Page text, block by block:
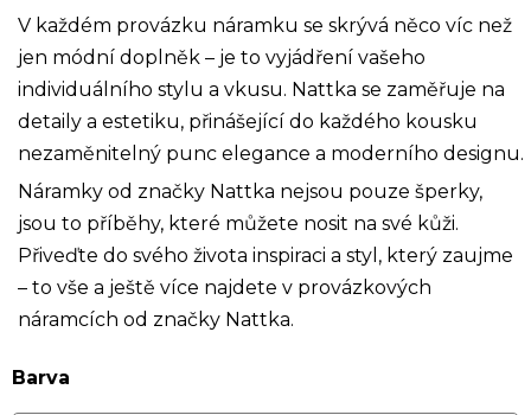
V každém provázku náramku se skrývá něco víc než
jen módní doplněk – je to vyjádření vašeho
individuálního stylu a vkusu. Nattka se zaměřuje na
detaily a estetiku, přinášející do každého kousku
nezaměnitelný punc elegance a moderního designu.
Náramky od značky Nattka nejsou pouze šperky,
jsou to příběhy, které můžete nosit na své kůži.
Přiveďte do svého života inspiraci a styl, který zaujme
– to vše a ještě více najdete v provázkových
náramcích od značky Nattka.
Barva